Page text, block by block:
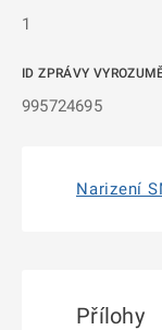
1
ID ZPRÁVY
995724695
Narizení
Přílohy